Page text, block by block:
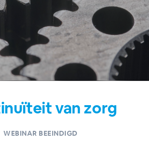
van zorg
WEBINAR BEEINDIGD